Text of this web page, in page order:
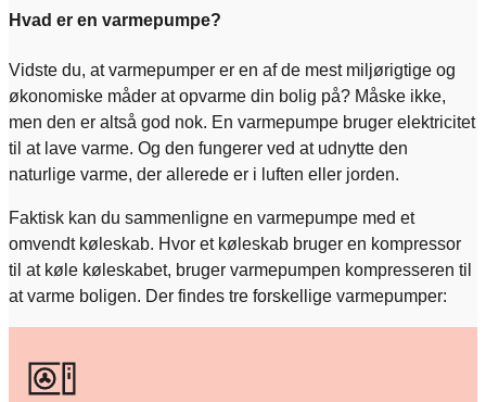
Hvad er en varmepumpe?
Vidste du, at varmepumper er en af de mest miljørigtige og
økonomiske måder at opvarme din bolig på? Måske ikke,
men den er altså god nok. En varmepumpe bruger elektricitet
til at lave varme. Og den fungerer ved at udnytte den
naturlige varme, der allerede er i luften eller jorden.
Faktisk kan du sammenligne en varmepumpe med et
omvendt køleskab. Hvor et køleskab bruger en kompressor
til at køle køleskabet, bruger varmepumpen kompresseren til
at varme boligen. Der findes tre forskellige varmepumper: